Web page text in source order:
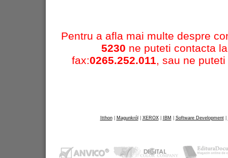
WorkCentre 7328
WorkCentre 7335
WorkCentre 7345
WorkCentre 7655
WorkCentre 3119
WorkCentre 4118p/
Pentru a afla mai multe despre
5230 ne puteti contacta
fax:0265.252.011, sau ne
Itthon| Magunkról XEROX| IBM Software Development|